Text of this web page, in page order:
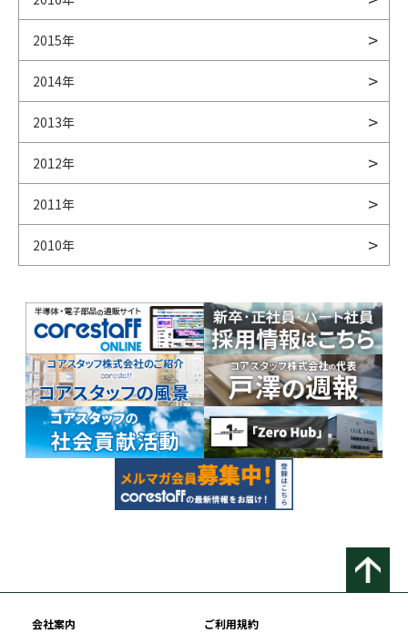
2015年
2014年
2013年
2012年
2011年
2010年
会社案内
ご利用規約